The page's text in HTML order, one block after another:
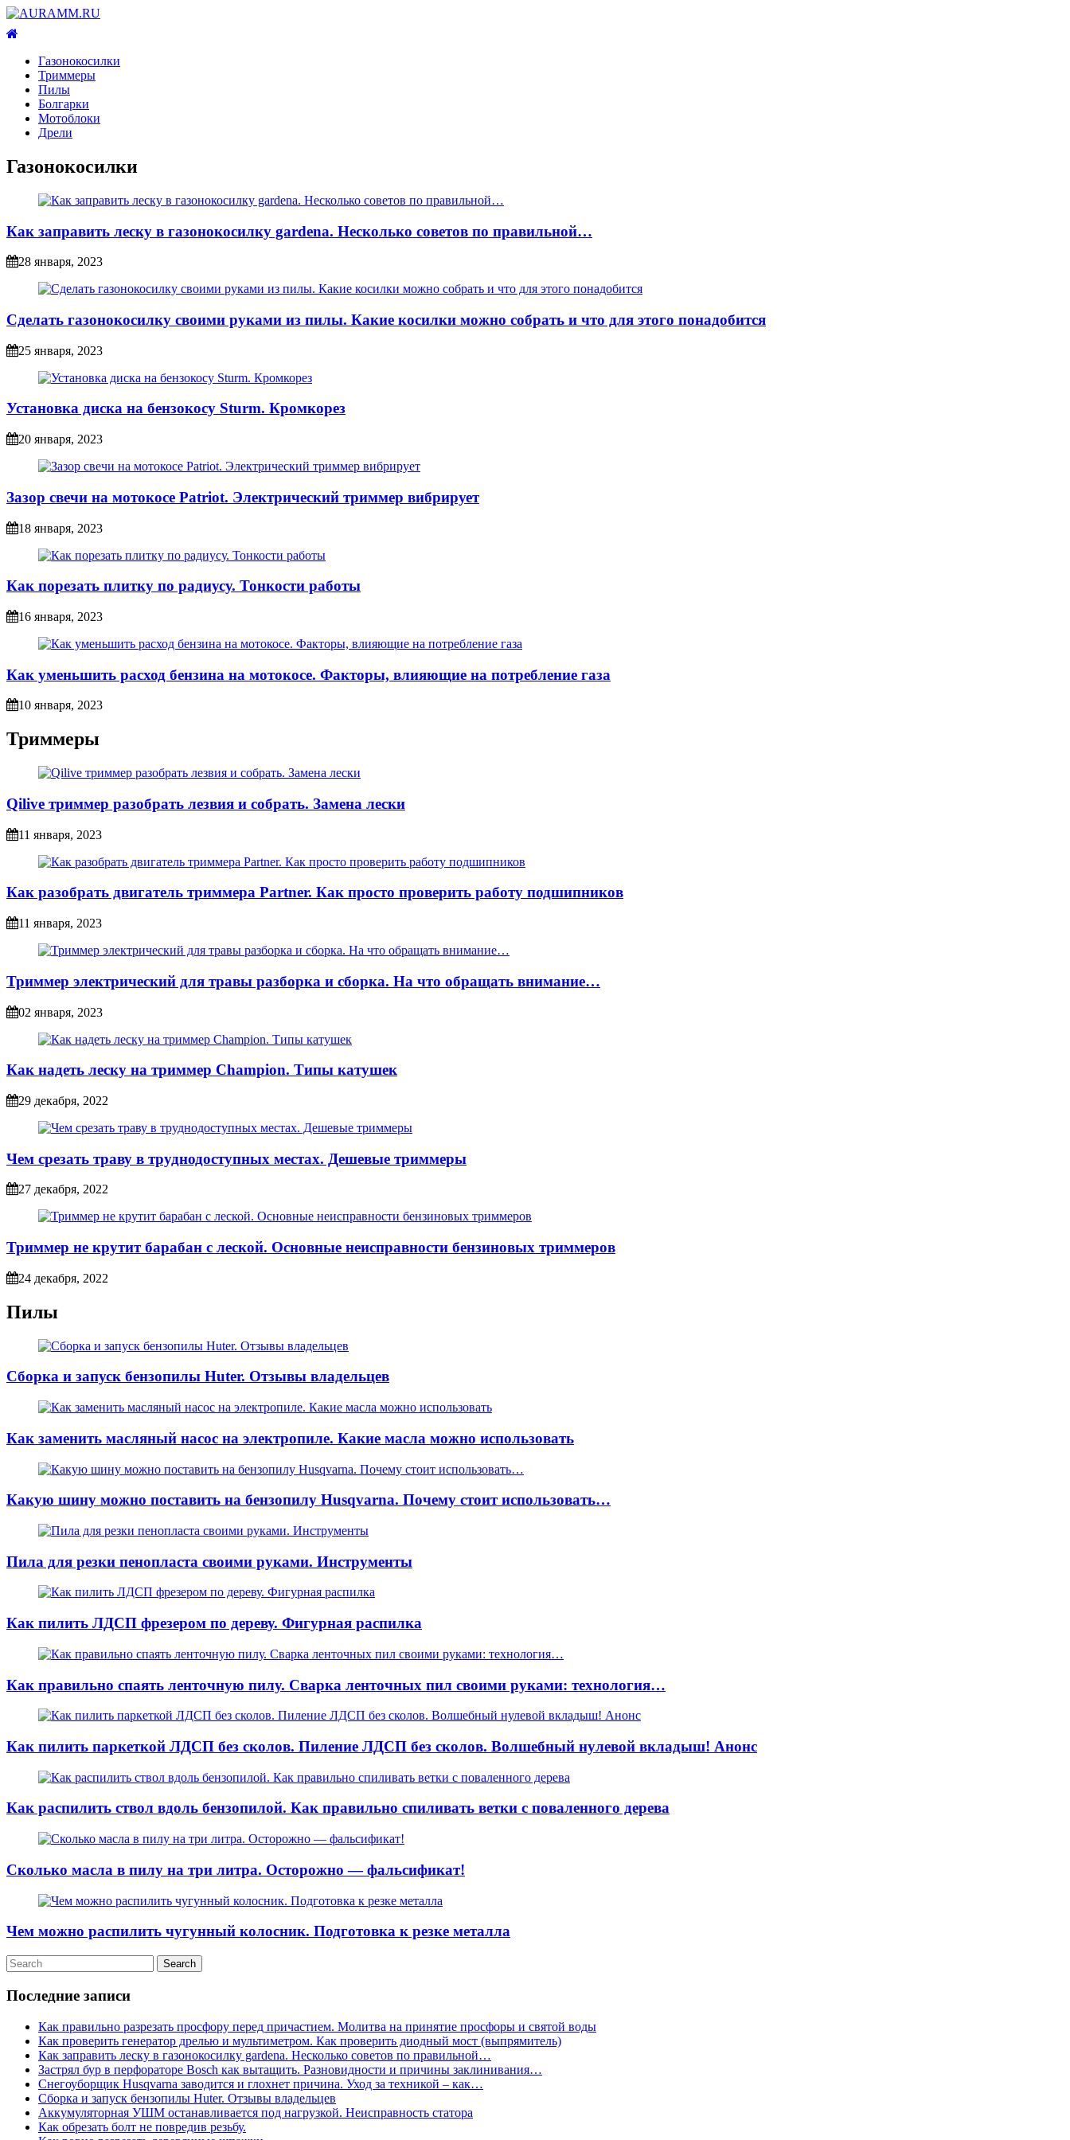
Газонокосилки
Триммеры
Пилы
Болгарки
Мотоблоки
Дрели
Газонокосилки
Как заправить леску в газонокосилку gardena. Несколько советов по правильной…
28 января, 2023
Сделать газонокосилку своими руками из пилы. Какие косилки можно собрать и что для этого понадобится
25 января, 2023
Установка диска на бензокосу Sturm. Кромкорез
20 января, 2023
Зазор свечи на мотокосе Patriot. Электрический триммер вибрирует
18 января, 2023
Как порезать плитку по радиусу. Тонкости работы
16 января, 2023
Как уменьшить расход бензина на мотокосе. Факторы, влияющие на потребление газа
10 января, 2023
Триммеры
Qilive триммер разобрать лезвия и собрать. Замена лески
11 января, 2023
Как разобрать двигатель триммера Partner. Как просто проверить работу подшипников
11 января, 2023
Триммер электрический для травы разборка и сборка. На что обращать внимание…
02 января, 2023
Как надеть леску на триммер Champion. Типы катушек
29 декабря, 2022
Чем срезать траву в труднодоступных местах. Дешевые триммеры
27 декабря, 2022
Триммер не крутит барабан с леской. Основные неисправности бензиновых триммеров
24 декабря, 2022
Пилы
Сборка и запуск бензопилы Huter. Отзывы владельцев
Как заменить масляный насос на электропиле. Какие масла можно использовать
Какую шину можно поставить на бензопилу Husqvarna. Почему стоит использовать…
Пила для резки пенопласта своими руками. Инструменты
Как пилить ЛДСП фрезером по дереву. Фигурная распилка
Как правильно спаять ленточную пилу. Сварка ленточных пил своими руками: технология…
Как пилить паркеткой ЛДСП без сколов. Пиление ЛДСП без сколов. Волшебный нулевой вкладыш! Анонс
Как распилить ствол вдоль бензопилой. Как правильно спиливать ветки с поваленного дерева
Сколько масла в пилу на три литра. Осторожно — фальсификат!
Чем можно распилить чугунный колосник. Подготовка к резке металла
Последние записи
Как правильно разрезать просфору перед причастием. Молитва на принятие просфоры и святой воды
Как проверить генератор дрелью и мультиметром. Как проверить диодный мост (выпрямитель)
Как заправить леску в газонокосилку gardena. Несколько советов по правильной…
Застрял бур в перфораторе Bosch как вытащить. Разновидности и причины заклинивания…
Снегоуборщик Husqvarna заводится и глохнет причина. Уход за техникой – как…
Сборка и запуск бензопилы Huter. Отзывы владельцев
Аккумуляторная УШМ останавливается под нагрузкой. Неисправность статора
Как обрезать болт не повредив резьбу.